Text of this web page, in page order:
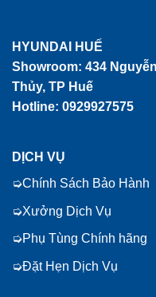
HYUNDAI HUẾ
Showroom: 434
Thủy, TP Huế
Hotline: 0929927575
DỊCH VỤ
Chính Sách Bảo Hành
Xưởng Dịch Vụ
Phụ Tùng Chính hãng
Đặt Hẹn Dịch Vụ